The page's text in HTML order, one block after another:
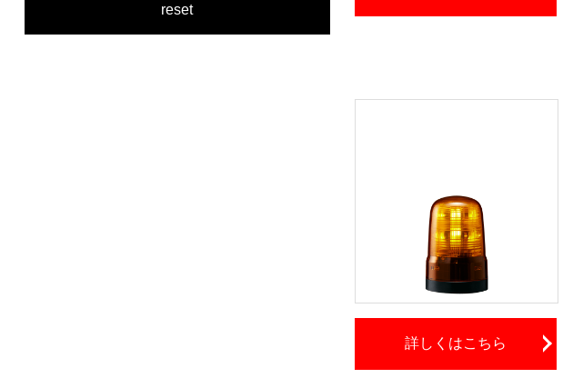
reset
詳しくはこちら